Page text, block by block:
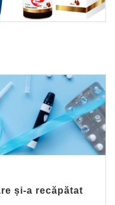
și-a recăpătat